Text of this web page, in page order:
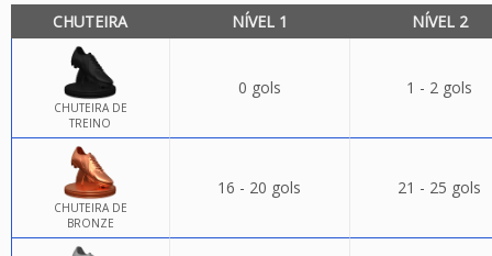
CHUTEIRA NÍVEL 1 NÍVEL 2
CHUTEIRA DE
TREINO
0 gols 1 - 2 gols
CHUTEIRA DE
BRONZE
16 - 20 gols 21 - 25 gols